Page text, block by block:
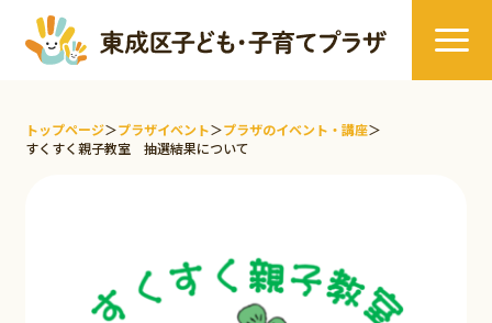
トップページ＞プラザイベント＞プラザのイベント・講座＞
すくすく親子教室 抽選結果について